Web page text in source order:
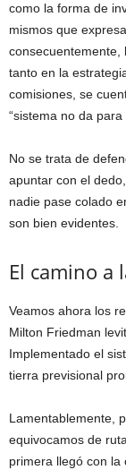
como la forma de
mismos que
consecuentemente,
tanto en la
comisiones, se
“sistema no da para
No se trata de
apuntar con el
nadie pase colado
son bien evidentes.
El camino a
Veamos ahora los
Milton Friedman
Implementado el
tierra previsional
Lamentablemente,
equivocamos de
primera llegó con la